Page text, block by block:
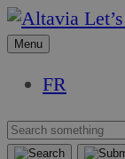
Aller
au
Aller
auMenu
FR